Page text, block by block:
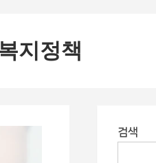
지정책
검색